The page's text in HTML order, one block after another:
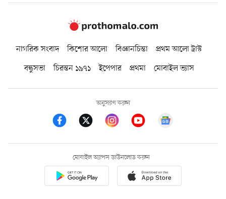
নাগরিক সংবাদ কিশোর আলো বিজ্ঞানচিন্তা
প্রথম আলো ট্রাস্ট
বন্ধুসভা
চিরন্তন ১৯৭১ ইপেপার প্রথমা মোবাইল ভ্যাস
অনুসরণ করুন
মোবাইল অ্যাপস ডাউনলোড করুন